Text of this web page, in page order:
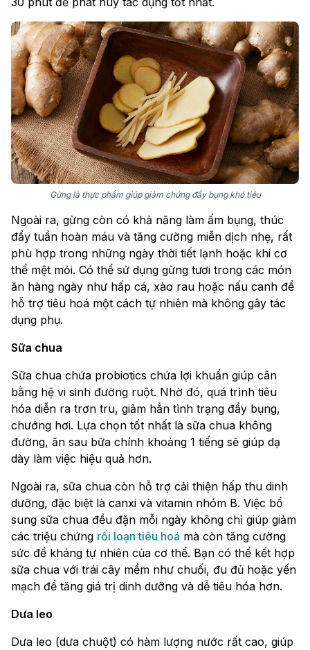
Gừng là thực phẩm giúp giảm chứng đầy bụng khó tiêu
Ngoài ra, gừng còn có khả năng làm ấm bụng, thúc
đẩy tuần hoàn máu và tăng cường miễn dịch nhẹ, rất
phù hợp trong những ngày thời tiết lạnh hoặc khi cơ
thể mệt mỏi. Có thể sử dụng gừng tươi trong các món
ăn hàng ngày như hấp cá, xào rau hoặc nấu canh để
hỗ trợ tiêu hoá một cách tự nhiên mà không gây tác
dụng phụ.
Sữa chua
Sữa chua chứa probiotics chứa lợi khuẩn giúp cân
bằng hệ vi sinh đường ruột. Nhờ đó, quá trình tiêu
hóa diễn ra trơn tru, giảm hẳn tình trạng đầy bụng,
chướng hơi. Lựa chọn tốt nhất là sữa chua không
đường, ăn sau bữa chính khoảng 1 tiếng sẽ giúp dạ
dày làm việc hiệu quả hơn.
Ngoài ra, sữa chua còn hỗ trợ cải thiện hấp thu dinh
dưỡng, đặc biệt là canxi và vitamin nhóm B. Việc bổ
sung sữa chua đều đặn mỗi ngày không chỉ giúp giảm
các triệu chứng rối loạn tiêu hoá mà còn tăng cường
sức đề kháng tự nhiên của cơ thể. Bạn có thể kết hợp
sữa chua với trái cây mềm như chuối, đu đủ hoặc yến
mạch để tăng giá trị dinh dưỡng và dễ tiêu hóa hơn.
Dưa leo
Dưa leo (dưa chuột) có hàm lượng nước rất cao, giúp